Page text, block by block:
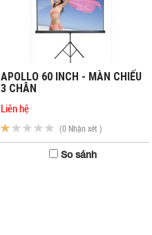
APOLLO 60 INCH - MÀN CHIẾU
3 CHÂN
Liên hệ
(0 Nhận xét )
So sánh